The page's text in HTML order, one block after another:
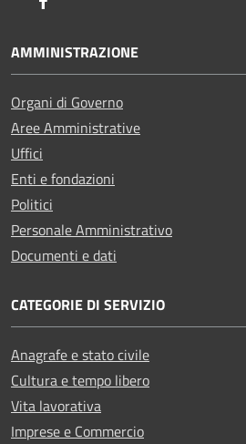
AMMINISTRAZIONE
Organi di Governo
Aree Amministrative
Uffici
Enti e fondazioni
Politici
Personale Amministrativo
Documenti e dati
CATEGORIE DI SERVIZIO
Anagrafe e stato civile
Cultura e tempo libero
Vita lavorativa
Imprese e Commercio